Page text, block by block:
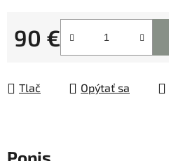
90 €
Jednotková cena:
Tlač Opýtať sa